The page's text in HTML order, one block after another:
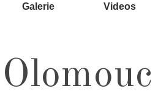
Galerie Videos
Olomouc